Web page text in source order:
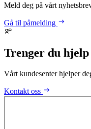
Meld deg på vårt
Gå til påmelding
Trenger du hjelp
Vårt kundesenter hjelper
Kontakt oss